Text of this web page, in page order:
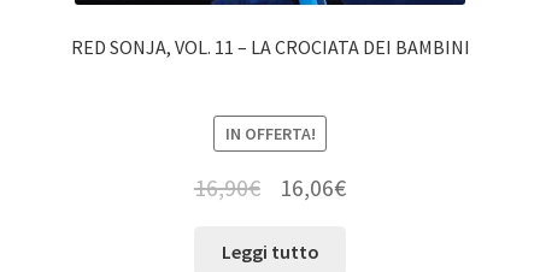
RED SONJA, VOL. 11 – LA CROCIATA DEI BAMBINI
IN OFFERTA!
16,90€ 16,06€
Leggi tutto